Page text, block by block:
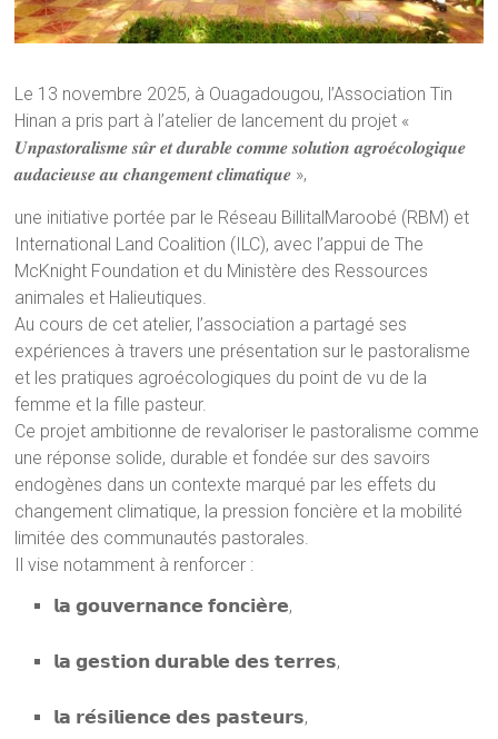
Le 13 novembre 2025, à Ouagadougou, l’Association Tin
Hinan a pris part à l’atelier de lancement du projet «
𝑼𝒏𝒑𝒂𝒔𝒕𝒐𝒓𝒂𝒍𝒊𝒔𝒎𝒆 𝒔𝒖̂𝒓 𝒆𝒕 𝒅𝒖𝒓𝒂𝒃𝒍𝒆 𝒄𝒐𝒎𝒎𝒆 𝒔𝒐𝒍𝒖𝒕𝒊𝒐𝒏 𝒂𝒈𝒓𝒐𝒆́𝒄𝒐𝒍𝒐𝒈𝒊𝒒𝒖𝒆
𝒂𝒖𝒅𝒂𝒄𝒊𝒆𝒖𝒔𝒆 𝒂𝒖 𝒄𝒉𝒂𝒏𝒈𝒆𝒎𝒆𝒏𝒕 𝒄𝒍𝒊𝒎𝒂𝒕𝒊𝒒𝒖𝒆 »,
une initiative portée par le Réseau BillitalMaroobé (RBM) et
International Land Coalition (ILC), avec l’appui de The
McKnight Foundation et du Ministère des Ressources
animales et Halieutiques.
Au cours de cet atelier, l’association a partagé ses
expériences à travers une présentation sur le pastoralisme
et les pratiques agroécologiques du point de vu de la
femme et la fille pasteur.
Ce projet ambitionne de revaloriser le pastoralisme comme
une réponse solide, durable et fondée sur des savoirs
endogènes dans un contexte marqué par les effets du
changement climatique, la pression foncière et la mobilité
limitée des communautés pastorales.
Il vise notamment à renforcer :
𝗹𝗮 𝗴𝗼𝘂𝘃𝗲𝗿𝗻𝗮𝗻𝗰𝗲 𝗳𝗼𝗻𝗰𝗶𝗲̀𝗿𝗲,
𝗹𝗮 𝗴𝗲𝘀𝘁𝗶𝗼𝗻 𝗱𝘂𝗿𝗮𝗯𝗹𝗲 𝗱𝗲𝘀 𝘁𝗲𝗿𝗿𝗲𝘀,
𝗹𝗮 𝗿𝗲́𝘀𝗶𝗹𝗶𝗲𝗻𝗰𝗲 𝗱𝗲𝘀 𝗽𝗮𝘀𝘁𝗲𝘂𝗿𝘀,